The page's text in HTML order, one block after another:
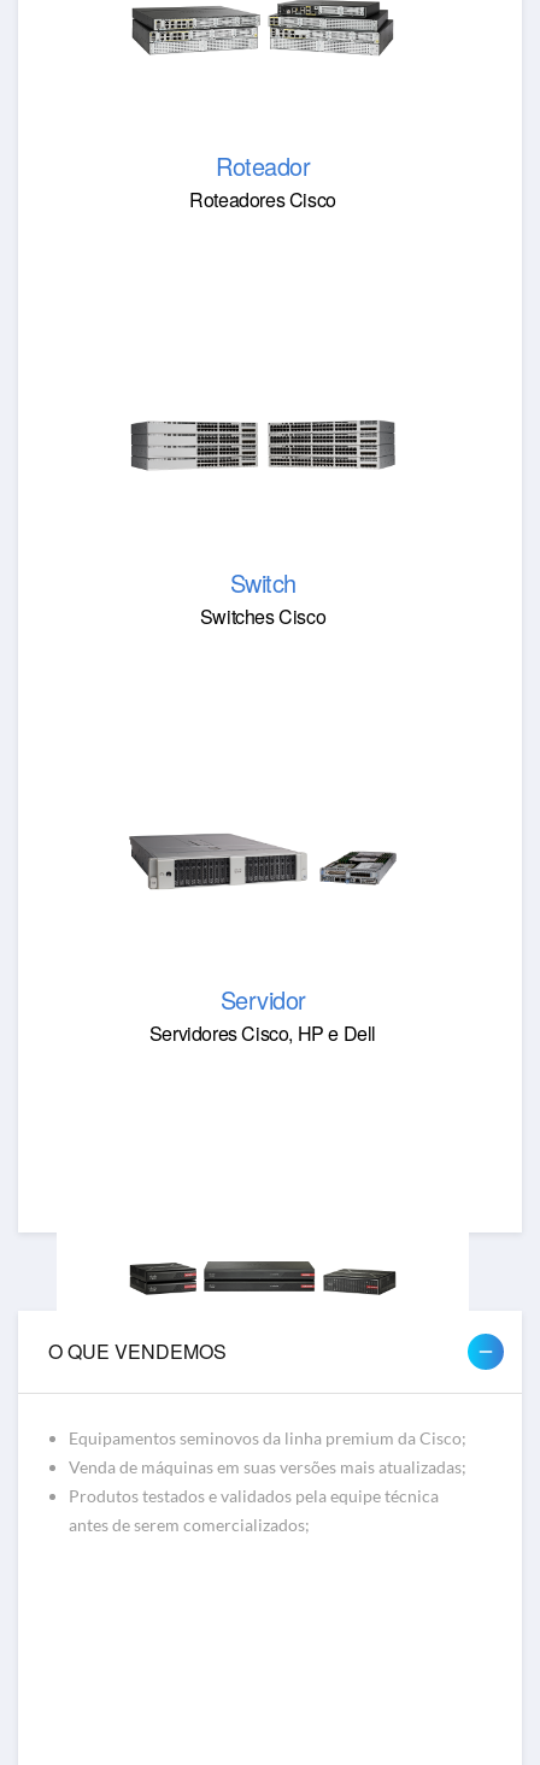
Roteador
Roteadores Cisco
Switch
Switches Cisco
Servidor
Servidores Cisco, HP e Dell
Firewalls Cisco, Meraki, FortiGate
O QUE VENDEMOS
Equipamentos seminovos da linha premium da Cisco;
Venda de máquinas em suas versões mais atualizadas;
Produtos testados e validados pela equipe técnica
antes de serem comercializados;